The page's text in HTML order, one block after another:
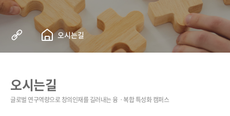
오시는길
오시는길